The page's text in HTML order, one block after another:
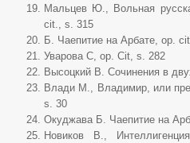
Мальцев Ю., Вольная
cit., s. 315
Б. Чаепитие на Арбате, op.
Уварова С, op. Cit, s. 282
Высоцкий В. Сочинения в
Влади М., Владимир, или
s. 30
Окуджава Б. Чаепитие на
Новиков В.,